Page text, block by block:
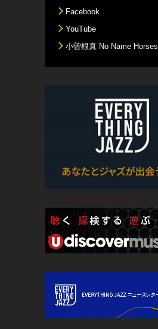
Facebook
YouTube
小曽根真 No Name Horses